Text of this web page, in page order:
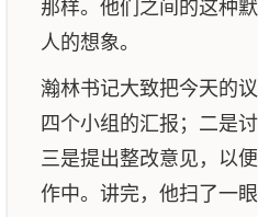
那样。他们之间的这种
人的想象。
瀚林书记大致把今天的
四个小组的汇报；二是
三是提出整改意见，以
作中。讲完，他扫了一